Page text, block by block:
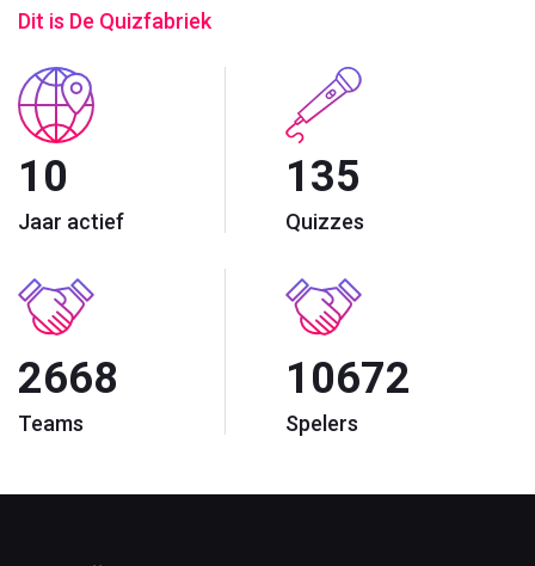
Dit is De Quizfabriek
10
Jaar actief
135
Quizzes
2668
Teams
10672
Spelers